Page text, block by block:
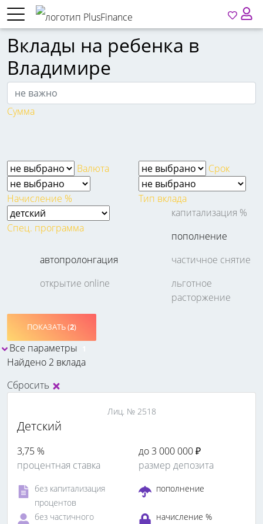
Вклады на ребенка в
Владимире
Сумма
Валюта Срок
Начисление % Тип вклада
Спец. программа
капитализация %
пополнение
автопролонгация
открытие online
частичное снятие
льготное
расторжение
ПОКАЗАТЬ (2)
Все параметры
Найдено 2 вклада
Сбросить
Лиц. № 2518
Детский
3,75 %
процентная ставка
до 3 000 000 ₽
размер депозита
без капитализация
процентов
пополнение
без частичного
начисление %